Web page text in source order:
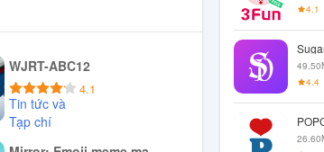
WJRT-ABC12
4.1
Tin tức và
Tạp chí
Tải xuống APK
4.1
4.4